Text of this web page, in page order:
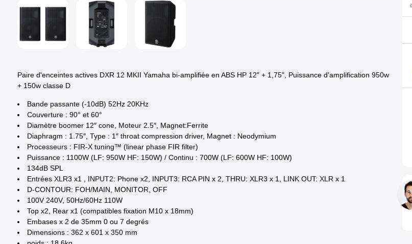
Paire d'enceintes actives DXR 12 MKII Yamaha bi-amplifiée en ABS HP 12" + 1,75", Puissance d'amplification 950w
+ 150w classe D
Bande passante (-10dB) 52Hz 20KHz
Couverture : 90° et 60°
Diamètre boomer 12″ cone, Moteur 2.5″, Magnet:Ferrite
Diaphragm : 1.75″, Type : 1″ throat compression driver, Magnet : Neodymium
Processeurs : FIR-X tuning™ (linear phase FIR filter)
Puissance : 1100W (LF: 950W HF: 150W) / Continu : 700W (LF: 600W HF: 100W)
134dB SPL
Entrées XLR3 x1 , INPUT2: Phone x2, INPUT3: RCA PIN x 2, THRU: XLR3 x 1, LINK OUT: XLR x 1
D-CONTOUR: FOH/MAIN, MONITOR, OFF
100V 240V, 50Hz/60Hz 110W
Top x2, Rear x1 (compatibles fixation M10 x 18mm)
Embases x 2 de 35mm 0 ou 7 degrés
Dimensions : 362 x 601 x 350 mm